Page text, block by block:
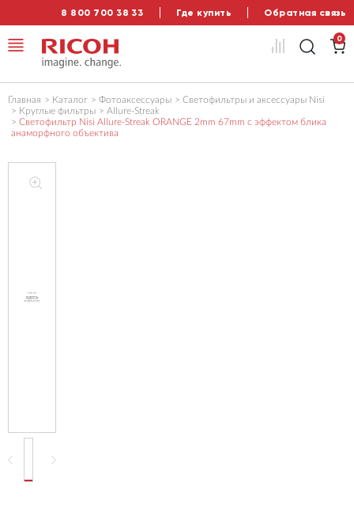
8 800 700 38 33 Где купить Обратная связь
0
Главная Каталог Фотоаксессуары
Светофильтры и аксессуары Nisi
Круглые фильтры
Allure-Streak
Светофильтр Nisi Allure-Streak ORANGE 2mm 67mm с эффектом блика
анаморфного объектива